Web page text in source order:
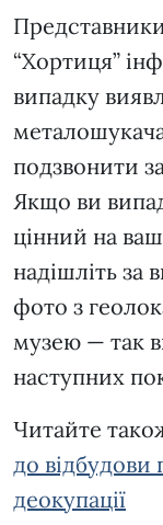
“Хортиця”
випадку
подзвонити
Якщо ви
цінний на
надішліть
фото з
музею — так
наступних
Читайте
до відбудови
деокупації